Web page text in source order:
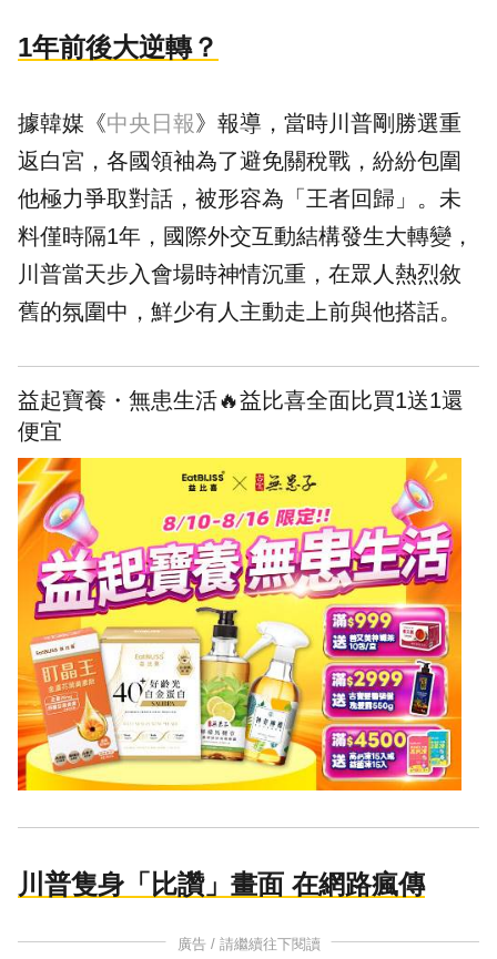
1年前後大逆轉？
據韓媒《中央日報》報導，當時川普剛勝選重
返白宮，各國領袖為了避免關稅戰，紛紛包圍
他極力爭取對話，被形容為「王者回歸」。未
料僅時隔1年，國際外交互動結構發生大轉變，
川普當天步入會場時神情沉重，在眾人熱烈敘
舊的氛圍中，鮮少有人主動走上前與他搭話。
益起寶養・無患生活🔥益比喜全面比買1送1還
便宜
川普隻身「比讚」畫面 在網路瘋傳
廣告 / 請繼續往下閱讀